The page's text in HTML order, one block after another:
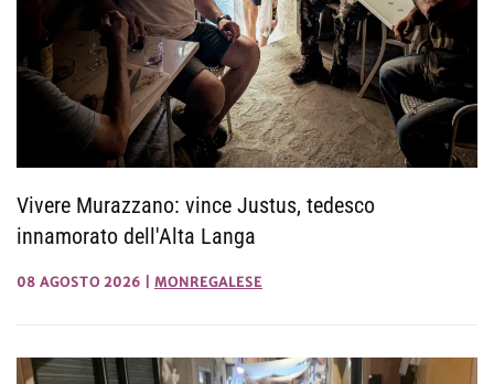
Vivere Murazzano: vince Justus, tedesco
innamorato dell'Alta Langa
08 AGOSTO 2026 MONREGALESE